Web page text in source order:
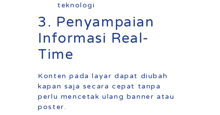
teknologi
3. Penyampaian
Informasi Real-
Time
Konten pada layar dapat diubah
kapan saja secara cepat tanpa
perlu mencetak ulang banner atau
poster.